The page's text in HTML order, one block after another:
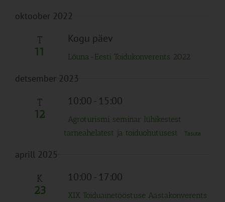
oktoober 2022
T
11
Kogu päev
Lõuna-Eesti Toidukonverents 2022
detsember 2023
T
12
10:00- 15:00
Agroturismi seminar lühikestest
tarneahelatest ja toiduohutusest
Tasuta
aprill 2025
K
23
10:00- 17:00
XIX Toiduainetööstuse Aastakonverents